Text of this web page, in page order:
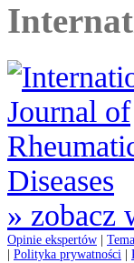
» zobacz
Opinie ekspertów
Polityka prywatności